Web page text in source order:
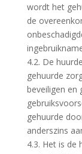
wordt het
de
4.2. De
gehuurde
beveiligen en
gehuurde
anderszins
4.3. Het is de